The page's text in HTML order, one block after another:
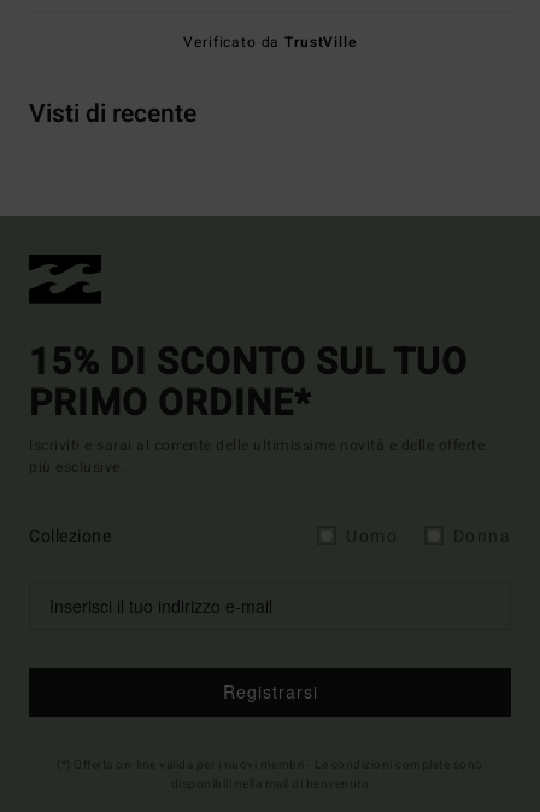
Verificato daTrustVille
Visti di recente
15% DI SCONTO SUL TUO
PRIMO ORDINE*
Iscriviti e sarai al corrente delle ultimissime novità e delle offerte
più esclusive.
Collezione
Registrarsi